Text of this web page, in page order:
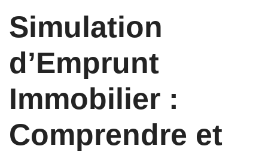
Simulation
d’Emprunt
Immobilier :
Comprendre et